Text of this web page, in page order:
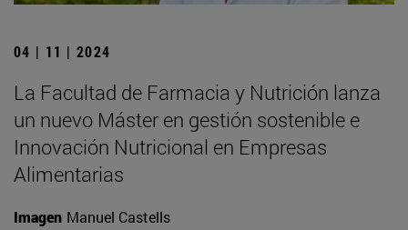
04 | 11 | 2024
La Facultad de Farmacia y Nutrición lanza
un nuevo Máster en gestión sostenible e
Innovación Nutricional en Empresas
Alimentarias
Imagen Manuel Castells